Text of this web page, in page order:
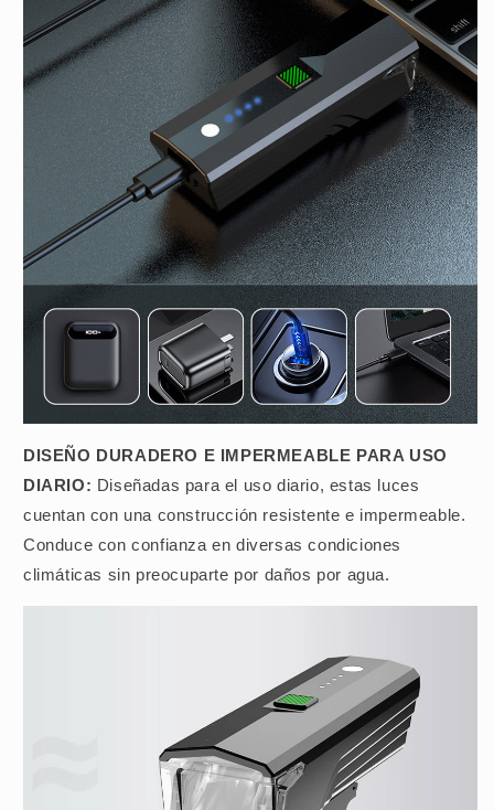
DISEÑO DURADERO E IMPERMEABLE PARA USO
DIARIO: Diseñadas para el uso diario, estas luces
cuentan con una construcción resistente e impermeable.
Conduce con confianza en diversas condiciones
climáticas sin preocuparte por daños por agua.